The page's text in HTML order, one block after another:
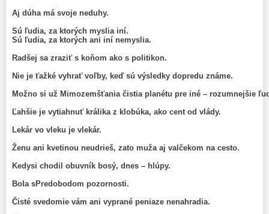
Aj dúha má svoje neduhy.
Sú ľudia, za ktorých myslia iní.
Sú ľudia, za ktorých ani iní nemyslia.
Radšej sa zraziť s koňom ako s politikon.
Nie je ťažké vyhrať voľby, keď sú výsledky dopredu známe.
Možno si už Mimozemšťania čistia planétu pre iné – rozumnejšie
Ľahšie je vytiahnuť králika z klobúka, ako cent od vlády.
Lekár vo vleku je vlekár.
Ženu ani kvetinou neudrieš, zato muža aj valčekom na cesto.
Kedysi chodil obuvník bosý, dnes – hlúpy.
Bola sPredobodom pozornosti.
Čisté svedomie vám ani vyprané peniaze nenahradia.